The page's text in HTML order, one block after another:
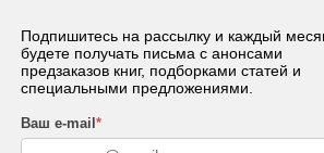
Подпишитесь на рассылку и каждый
будете получать письма с анонсами
предзаказов книг, подборками статей и
специальными предложениями.
Ваш e-mail*